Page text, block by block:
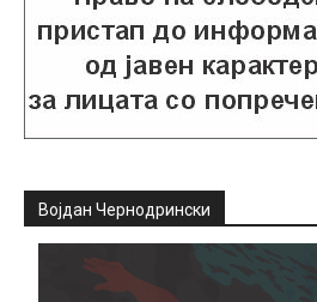
Војдан Чернодрински